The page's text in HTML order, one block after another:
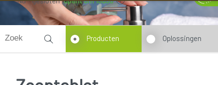
Producten Oplossingen